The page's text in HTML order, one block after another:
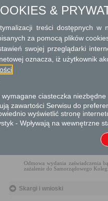
Dodatkowe
Nadanie numeru
Opłata skarbowa jest
skarbowej
Numer rachunku bankowego
Tryb odwoławczy
Ustalenie numerów porządkowych:
Przepisy dotyczące numeracji
uprzednim wezwaniu na piśmie
Odmowa wydania zaświadczenia
zażalenie do Samorządowego
Skargi i wnioski
&
treści dostępnych w
za pomocą plików
swojej przeglądarki
oznacza, iż użytkownik
ciasteczka
zawartości Serwisu do
wyświetlić stronę
- Wpływają na wewnętrzne